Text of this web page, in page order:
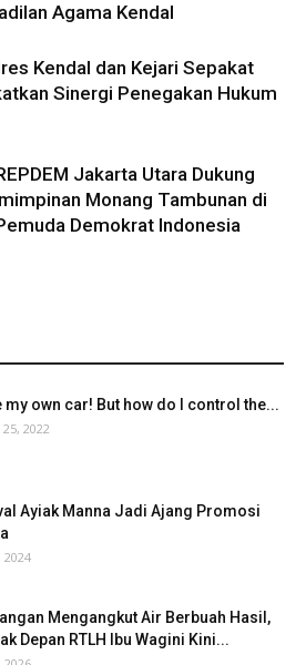
Agama Kendal
Kendal dan Kejari Sepakat
Sinergi Penegakan Hukum
Jakarta Utara Dukung
Monang Tambunan di
Demokrat Indonesia
my own car! But how do I control the...
2022
Ayiak Manna Jadi Ajang Promosi
2024
Mengangkut Air Berbuah Hasil,
Depan RTLH Ibu Wagini Kini...